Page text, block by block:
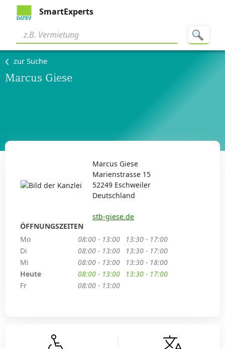
SmartExperts
zur Suche
Marcus Giese
Marcus Giese
Marienstrasse 15
52249 Eschweiler
Deutschland
stb-giese.de
ÖFFNUNGSZEITEN
Mo
08:00 - 13:00
13:30 - 17:00
Di
08:00 - 13:00
13:30 - 17:00
Mi
08:00 - 13:00
13:30 - 18:00
Heute
08:00 - 13:00
13:30 - 17:00
Fr
08:00 - 13:00